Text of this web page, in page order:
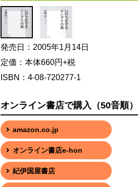
発売日：2005年1月14日
定価：本体660円+税
ISBN：4-08-720277-1
オンライン書店で購入（50音順）
amazon.co.jp
オンライン書店e-hon
紀伊国屋書店